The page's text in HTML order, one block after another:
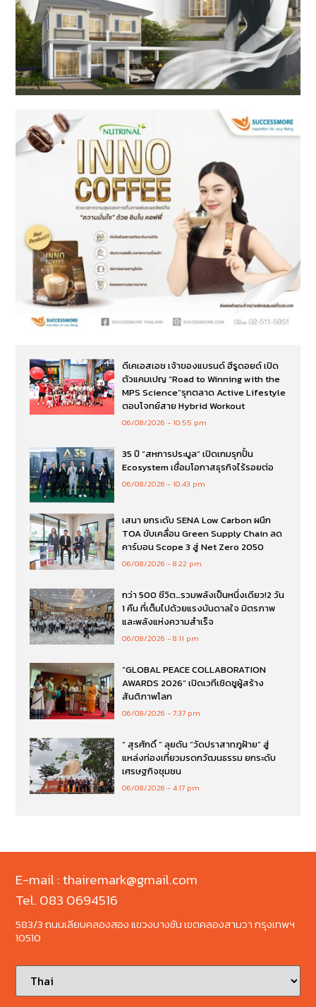
ดีเคเอสเอช เจ้าของแบรนด์ ฮีรูดอยด์ เปิด
ตัวแคมเปญ “Road to Winning with the
MPS Science”รุกตลาด Active Lifestyle
ตอบโจทย์สาย Hybrid Workout
06/08/2026 10:55 pm
35 ปี “สหการประมูล” เปิดเกมรุกปั้น
Ecosystem เชื่อมโอกาสธุรกิจไร้รอยต่อ
06/08/2026 10:43 pm
เสนา ยกระดับ SENA Low Carbon ผนึก
TOA ขับเคลื่อน Green Supply Chain ลด
คาร์บอน Scope 3 สู่ Net Zero 2050
06/08/2026 8:22 pm
กว่า 500 ชีวิต…รวมพลังเป็นหนึ่งเดียว!2 วัน
1 คืน ที่เต็มไปด้วยแรงบันดาลใจ มิตรภาพ
และพลังแห่งความสำเร็จ
06/08/2026 8:11 pm
“GLOBAL PEACE COLLABORATION
AWARDS 2026” เปิดเวทีเชิดชูผู้สร้าง
สันติภาพโลก
06/08/2026 7:37 pm
“ สุรศักดิ์ ” ลุยดัน “วัดปราสาทภูฝ้าย” สู่
แหล่งท่องเที่ยวมรดกวัฒนธรรม ยกระดับ
เศรษฐกิจชุมชน
06/08/2026 4:17 pm
E-mail : thairemark@gmail.com
Tel. 083 0694516
583/3 ถนนเลียบคลองสอง แขวงบางชัน เขตคลองสามวา กรุงเทพฯ
10510